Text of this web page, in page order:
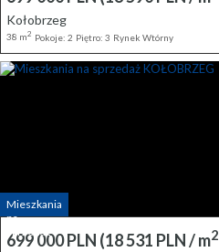
Kołobrzeg
38 m2 Pokoje: 2 Piętro: 3 Rynek Wtórny
Mieszkania
na
Sprzedaż
699 000 PLN (18 531 PLN / m2